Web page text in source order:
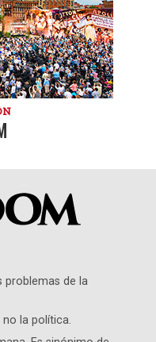
problemas de la
la política.